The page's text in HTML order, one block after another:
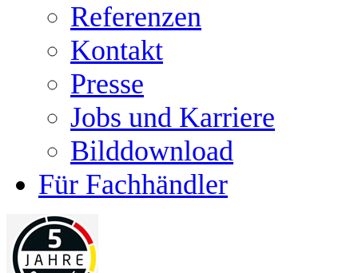
Referenzen
Kontakt
Presse
Jobs und Karriere
Bilddownload
Für Fachhändler